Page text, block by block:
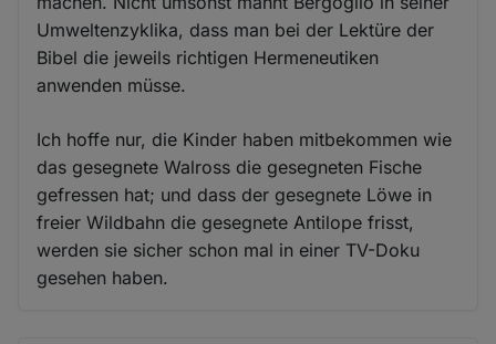
Umweltenzyklika, dass man bei der Lektüre der
Bibel die jeweils richtigen Hermeneutiken
anwenden müsse.
Ich hoffe nur, die Kinder haben mitbekommen wie
das gesegnete Walross die gesegneten Fische
gefressen hat; und dass der gesegnete Löwe in
freier Wildbahn die gesegnete Antilope frisst,
werden sie sicher schon mal in einer TV-Doku
gesehen haben.